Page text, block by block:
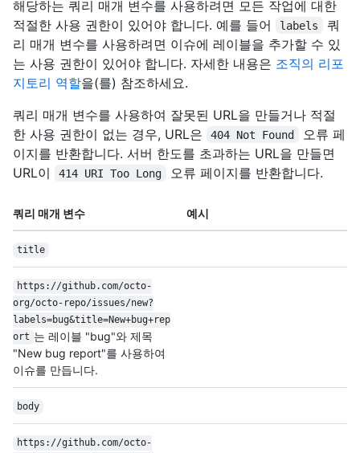
해당하는 쿼리 매개 변수를 사용하려면 모든 작업에 대한
적절한 사용 권한이 있어야 합니다. 예를 들어
labels
쿼
리 매개 변수를 사용하려면 이슈에 레이블을 추가할 수 있
는 사용 권한이 있어야 합니다. 자세한 내용은 조직의 리포
지토리 역할을(를) 참조하세요.
쿼리 매개 변수를 사용하여 잘못된 URL을 만들거나 적절
한 사용 권한이 없는 경우, URL은
404 Not Found
오류 페
이지를 반환합니다. 서버 한도를 초과하는 URL을 만들면
URL이
414 URI Too Long 오류 페이지를 반환합니다.
쿼리 매개 변수 예시
title
https://github.com/octo-
org/octo-repo/issues/new?
labels=bug&title=New+bug+rep
ort 는 레이블 "bug"와 제목
"New bug report"를 사용하여
이슈를 만듭니다.
body
https://github.com/octo-